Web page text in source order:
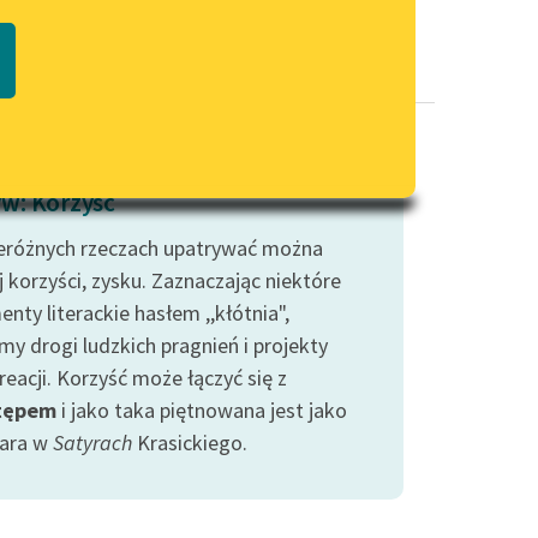
PDF
wrażliwych
Deklaracja dostępności
Korzyść
rzeczach upatrywać można
korzyści, zysku. Zaznaczając niektóre
literackie hasłem ,,kłótnia",
drogi ludzkich pragnień i projekty
Korzyść może łączyć się z
i jako taka piętnowana jest jako
wSatyrach Krasickiego.